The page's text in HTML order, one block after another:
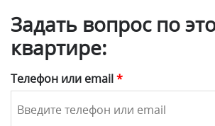
Задать вопрос по
квартире:
Телефон или email*